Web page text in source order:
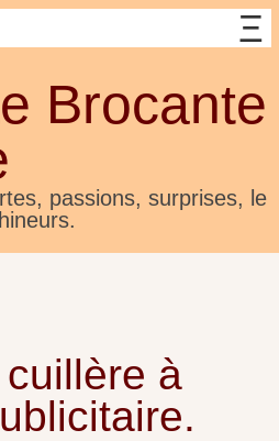
Brocante
passions, surprises, le
à